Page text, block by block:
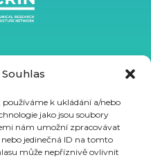
k ukládání a/nebo
jako jsou soubory
nám umožní zpracovávat
jedinečná ID na tomto
může nepříznivě ovlivnit